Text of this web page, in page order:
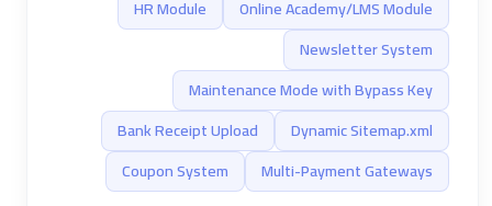
Online Academy/LMS Module
HR Module
Newsletter System
Maintenance Mode with Bypass Key
Dynamic Sitemap.xml
Bank Receipt Upload
Multi-Payment Gateways
Coupon System